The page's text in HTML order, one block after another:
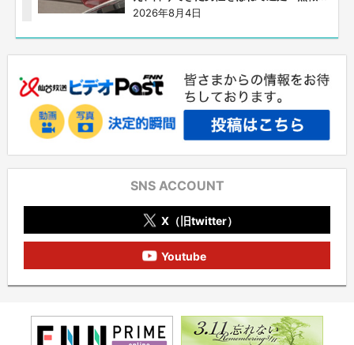
2026年8月4日
SNS ACCOUNT
X（旧twitter）
Youtube